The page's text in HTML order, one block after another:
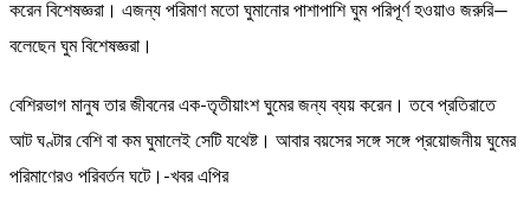
করেন বিশেষজ্ঞরা। এজন্য পরিমাণ মতো ঘুমানোর পাশাপাশি ঘুম পরিপূর্ণ হওয়াও জরুরি—
বলেছেন ঘুম বিশেষজ্ঞরা।
বেশিরভাগ মানুষ তার জীবনের এক-তৃতীয়াংশ ঘুমের জন্য ব্যয় করেন। তবে প্রতিরাতে
আট ঘণ্টার বেশি বা কম ঘুমালেই সেটি যথেষ্ট। আবার বয়সের সঙ্গে সঙ্গে প্রয়োজনীয় ঘুমের
পরিমাণেরও পরিবর্তন ঘটে।-খবর এপির